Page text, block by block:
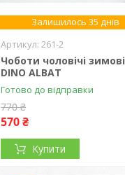
Залишилось 35 днів
261-2
Чоботи чоловічі зимові
DINO ALBAT
Готово до відправки
770 ₴
570 ₴
Купити